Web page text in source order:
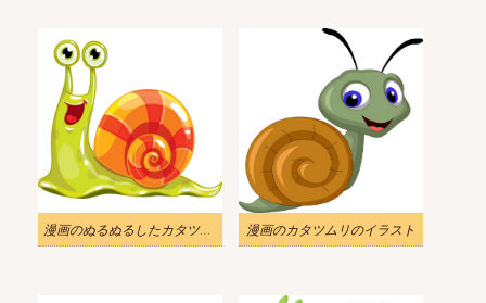
漫画のぬるぬるしたカタツムリのイラスト 漫画のカタツムリのイラスト